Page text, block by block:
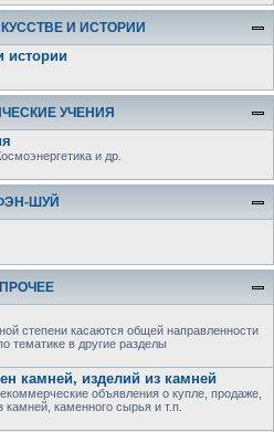
И ИСТОРИИ
истории
УЧЕНИЯ
и др.
ШУЙ
ПРОЧЕЕ
степени касаются общей направленности
тематике в другие разделы
камней, изделий из камней
объявления о купле, продаже,
каменного сырья и т.п.